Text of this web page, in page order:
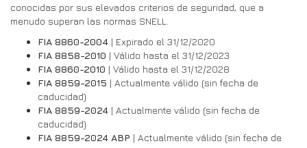
conocidas por sus elevados criterios de seguridad, que a
menudo superan las normas SNELL.
FIA 8860-2004 | Expirado el 31/12/2020
FIA 8858-2010 | Válido hasta el 31/12/2023
FIA 8860-2010 | Válido hasta el 31/12/2028
FIA 8859-2015 | Actualmente válido (sin fecha de
caducidad)
FIA 8859-2024 | Actualmente válido (sin fecha de
caducidad)
FIA 8859-2024 ABP | Actualmente válido (sin fecha de